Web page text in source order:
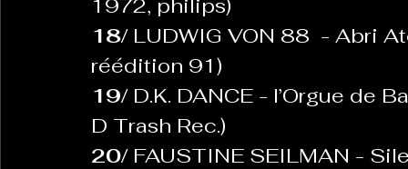
1972, philips)
18/ LUDWIG VON 88  - Abri
réédition 91)
19/ D.K. DANCE - l’Orgue de
D Trash Rec.)
20/ FAUSTINE SEILMAN -